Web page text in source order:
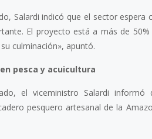
Salardi indicó que el sector espera
El proyecto está a más de
culminación», apuntó.
pesca y acuicultura
el viceministro Salardi informó
pesquero artesanal de la